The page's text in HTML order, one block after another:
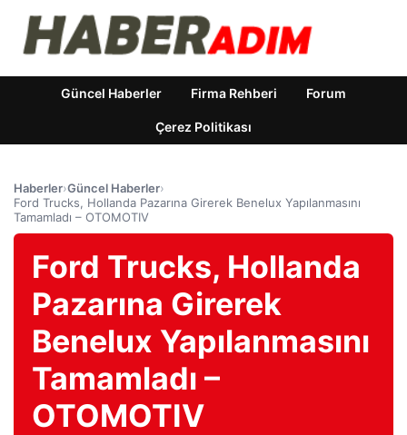
Güncel Haberler Firma Rehberi Forum
Çerez Politikası
Haberler›Güncel Haberler›
Ford Trucks, Hollanda Pazarına Girerek Benelux Yapılanmasını
Tamamladı – OTOMOTIV
Ford Trucks, Hollanda
Pazarına Girerek
Benelux Yapılanmasını
Tamamladı –
OTOMOTIV